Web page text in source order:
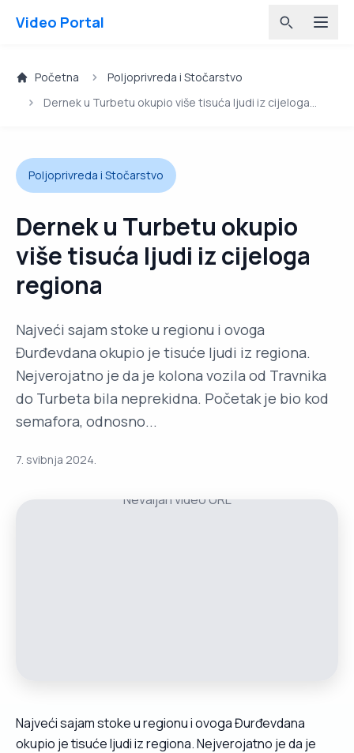
Video Portal
Početna
Poljoprivreda i Stočarstvo
Dernek u Turbetu okupio više tisuća ljudi iz cijeloga
Poljoprivreda i Stočarstvo
Dernek u Turbetu okupio
više tisuća ljudi iz cijeloga
regiona
Najveći sajam stoke u regionu i ovoga
Đurđevdana okupio je tisuće ljudi iz regiona.
Nejverojatno je da je kolona vozila od Travnika
do Turbeta bila neprekidna. Početak je bio kod
semafora, odnosno...
7. svibnja 2024.
Nevaljan video URL
Najveći sajam stoke u regionu i ovoga Đurđevdana
okupio je tisuće ljudi iz regiona. Nejverojatno je da je